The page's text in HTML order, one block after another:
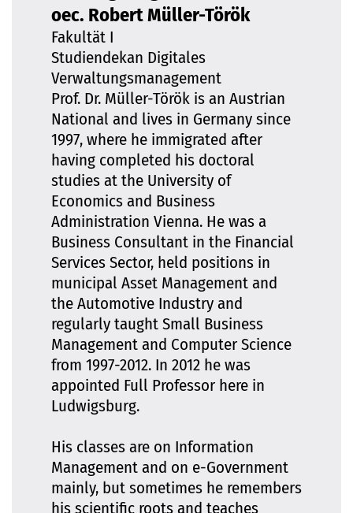
oec. Robert Müller-Török
Fakultät I
Studiendekan Digitales
Verwaltungsmanagement
Prof. Dr. Müller-Török is an Austrian
National and lives in Germany since
1997, where he immigrated after
having completed his doctoral
studies at the University of
Economics and Business
Administration Vienna. He was a
Business Consultant in the Financial
Services Sector, held positions in
municipal Asset Management and
the Automotive Industry and
regularly taught Small Business
Management and Computer Science
from 1997-2012. In 2012 he was
appointed Full Professor here in
Ludwigsburg.
His classes are on Information
Management and on e-Government
mainly, but sometimes he remembers
his scientific roots and teaches